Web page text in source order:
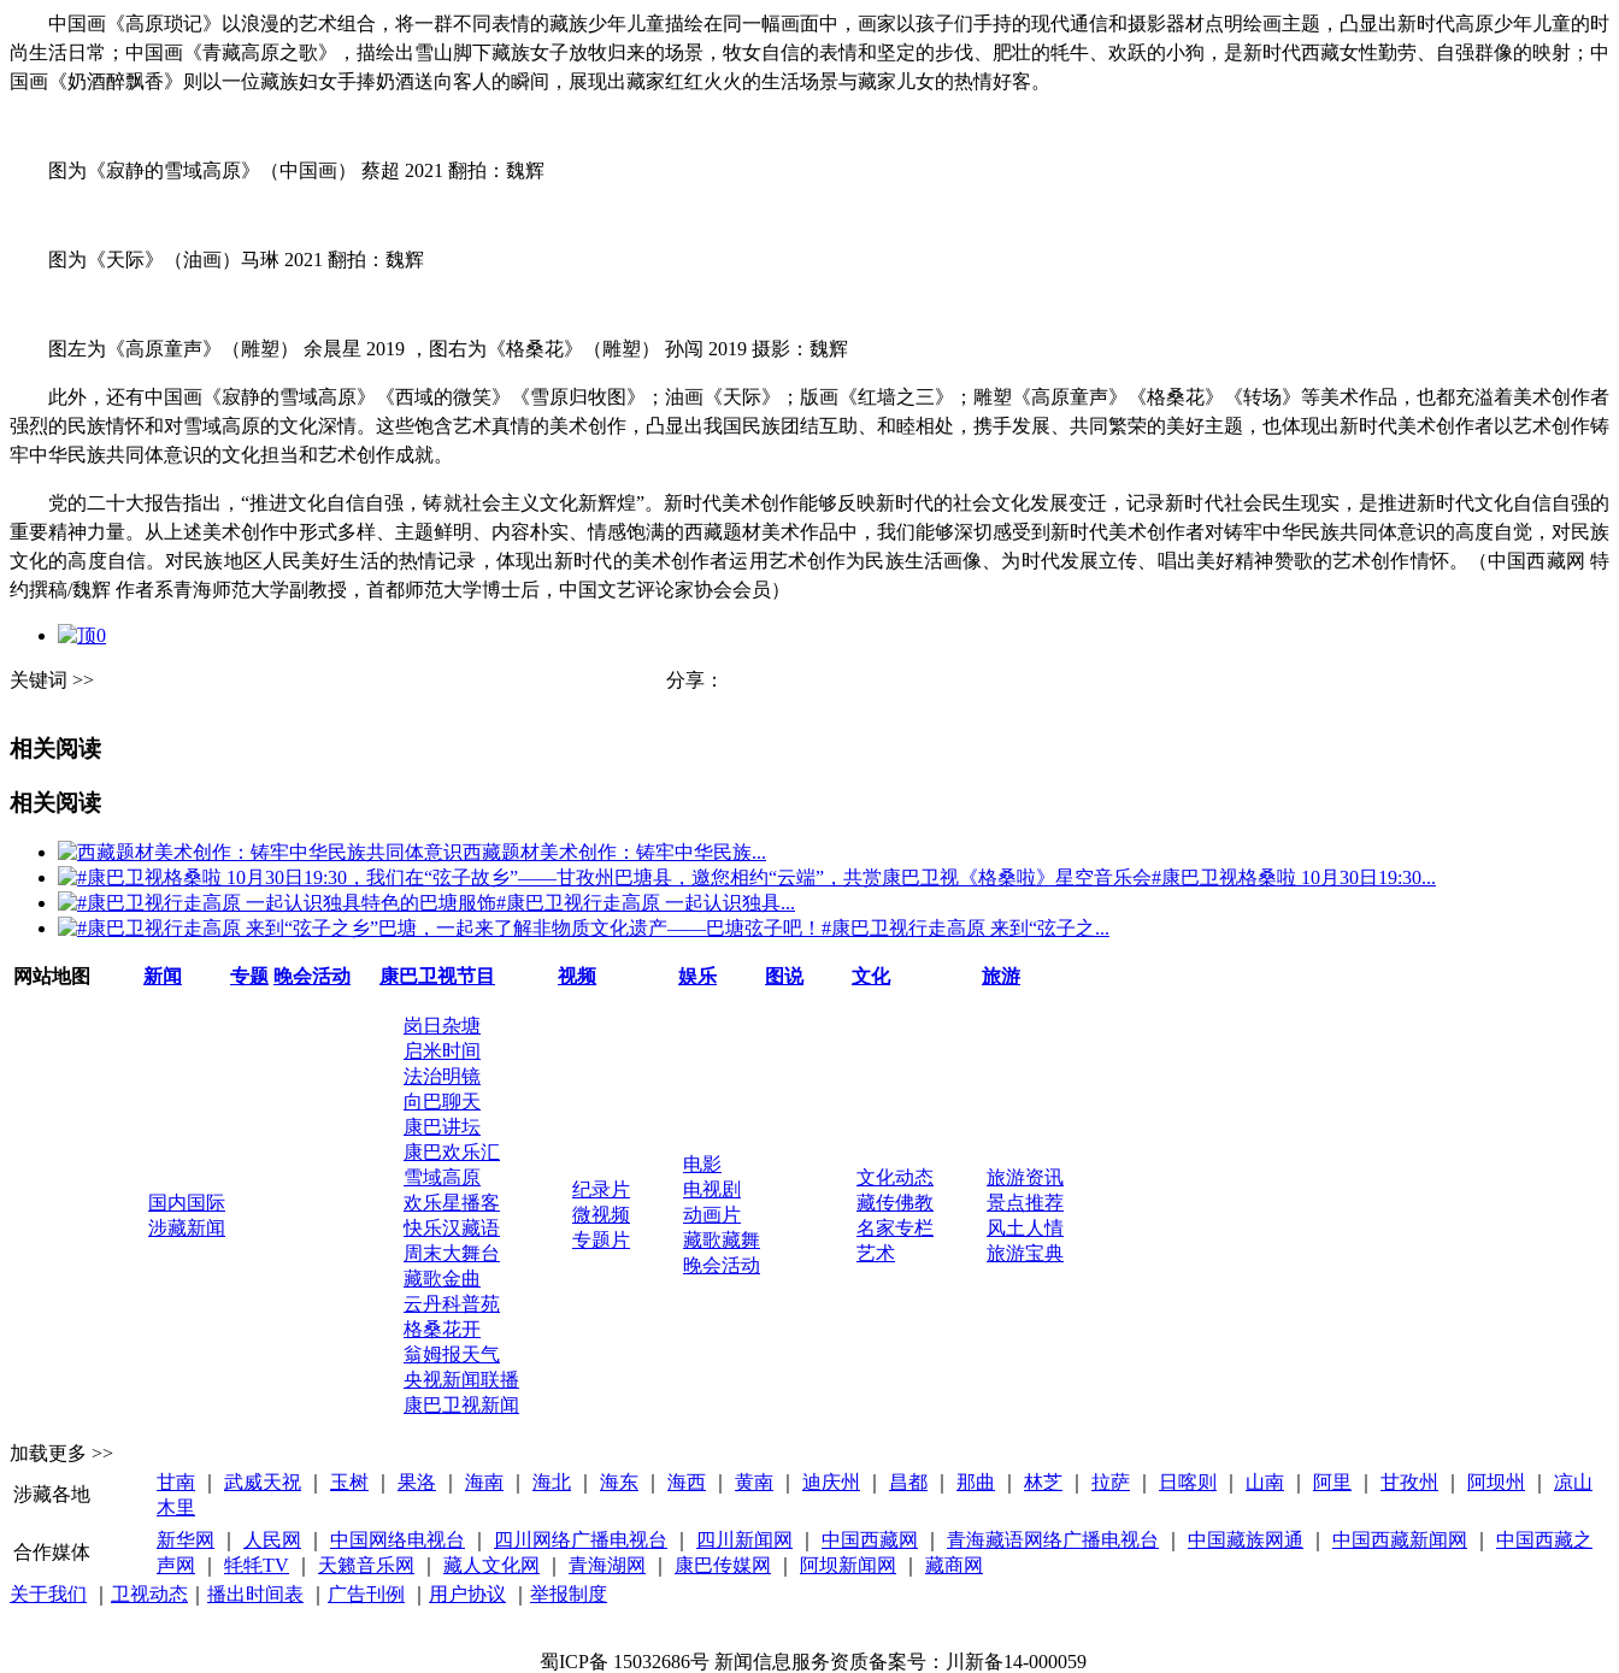
中国画《高原琐记》以浪漫的艺术组合，将一群不同表情的藏族少年儿童描绘在同一幅画面中，画家以孩子们手持的现代通信和摄影器材点明绘画主题，凸显出新时代高原少年儿童的时
尚生活日常；中国画《青藏高原之歌》，描绘出雪山脚下藏族女子放牧归来的场景，牧女自信的表情和坚定的步伐、肥壮的牦牛、欢跃的小狗，是新时代西藏女性勤劳、自强群像的映射；中
国画《奶酒醉飘香》则以一位藏族妇女手捧奶酒送向客人的瞬间，展现出藏家红红火火的生活场景与藏家儿女的热情好客。
图为《寂静的雪域高原》（中国画） 蔡超 2021 翻拍：魏辉
图为《天际》（油画）马琳 2021 翻拍：魏辉
图左为《高原童声》（雕塑） 余晨星 2019 ，图右为《格桑花》（雕塑） 孙闯 2019 摄影：魏辉
此外，还有中国画《寂静的雪域高原》《西域的微笑》《雪原归牧图》；油画《天际》；版画《红墙之三》；雕塑《高原童声》《格桑花》《转场》等美术作品，也都充溢着美术创作者
强烈的民族情怀和对雪域高原的文化深情。这些饱含艺术真情的美术创作，凸显出我国民族团结互助、和睦相处，携手发展、共同繁荣的美好主题，也体现出新时代美术创作者以艺术创作铸
牢中华民族共同体意识的文化担当和艺术创作成就。
党的二十大报告指出，“推进文化自信自强，铸就社会主义文化新辉煌”。新时代美术创作能够反映新时代的社会文化发展变迁，记录新时代社会民生现实，是推进新时代文化自信自强的
重要精神力量。从上述美术创作中形式多样、主题鲜明、内容朴实、情感饱满的西藏题材美术作品中，我们能够深切感受到新时代美术创作者对铸牢中华民族共同体意识的高度自觉，对民族
文化的高度自信。对民族地区人民美好生活的热情记录，体现出新时代的美术创作者运用艺术创作为民族生活画像、为时代发展立传、唱出美好精神赞歌的艺术创作情怀。（中国西藏网 特
约撰稿/魏辉 作者系青海师范大学副教授，首都师范大学博士后，中国文艺评论家协会会员）
0
关键词 >> 分享：
相关阅读
相关阅读
西藏题材美术创作：铸牢中华民族...
#康巴卫视格桑啦 10月30日19:30...
#康巴卫视行走高原 一起认识独具...
#康巴卫视行走高原 来到“弦子之...
网站地图 新闻 专题 晚会活动 康巴卫视节目 视频 娱乐 图说 文化 旅游
国内国际
涉藏新闻
岗日杂塘
启米时间
法治明镜
向巴聊天
康巴讲坛
康巴欢乐汇
雪域高原
欢乐星播客
快乐汉藏语
周末大舞台
藏歌金曲
云丹科普苑
格桑花开
翁姆报天气
央视新闻联播
康巴卫视新闻
纪录片
微视频
专题片
电影
电视剧
动画片
藏歌藏舞
晚会活动
文化动态
藏传佛教
名家专栏
艺术
旅游资讯
景点推荐
风土人情
旅游宝典
加载更多 >>
涉藏各地
甘南 武威天祝 玉树 果洛 海南 海北 海东 海西 黄南 迪庆州 昌都 那曲 林芝 拉萨 日喀则 山南 阿里 甘孜州 阿坝州
凉山
木里
合作媒体
新华网 人民网 中国网络电视台 四川网络广播电视台 四川新闻网 中国西藏网 青海藏语网络广播电视台 中国藏族网通 中国西藏新闻网
中国西藏之
声网
牦牦TV 天籁音乐网 藏人文化网 青海湖网 康巴传媒网 阿坝新闻网
藏商网
关于我们
卫视动态 播出时间表 广告刊例 用户协议 举报制度
蜀ICP备 15032686号新闻信息服务资质备案号：川新备14-000059